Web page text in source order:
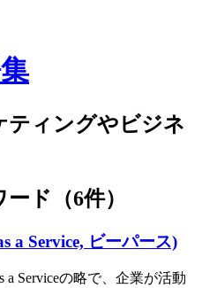
ティングやビジネ
ド（6件）
a Service, ビーパース)
a Serviceの略で、企業が活動